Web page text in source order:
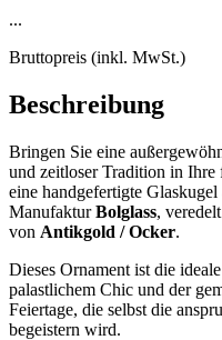
...
Bruttopreis (inkl. MwSt.)
Beschreibung
Bringen Sie eine
und zeitloser Tradition in Ihre
eine handgefertigte
ManufakturBolglass,
von Antikgold / Ocker.
Dieses Ornament ist die
palastlichem Chic und der
Feiertage, die selbst die
begeistern wird.